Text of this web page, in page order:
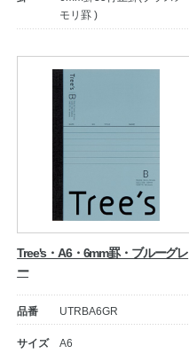
モリ罫 )
Tree's・A6・6mm罫・ブルーグレ
ー
品番 UTRBA6GR
サイズ A6